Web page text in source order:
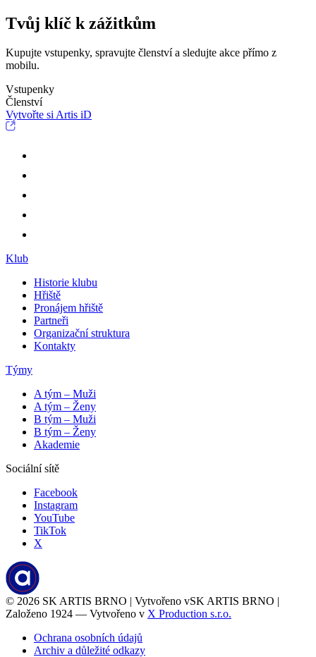
Tvůj klíč k zážitkům
Kupujte vstupenky, spravujte členství a sledujte akce přímo z
mobilu.
Vstupenky
Členství
Vytvořte si Artis iD
Klub
Historie klubu
Hřiště
Pronájem hřiště
Partneři
Organizační struktura
Kontakty
Týmy
A tým – Muži
A tým – Ženy
B tým – Muži
B tým – Ženy
Akademie
Sociální sítě
Facebook
Instagram
YouTube
TikTok
X
© 2026 SK ARTIS BRNO | Vytvořeno vSK ARTIS BRNO |
Založeno 1924 — Vytvořeno v X Production s.r.o.
Ochrana osobních údajů
Archiv a důležité odkazy